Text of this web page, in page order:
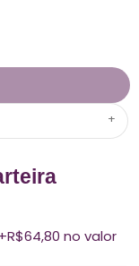
(+R$64,80 no valor
+